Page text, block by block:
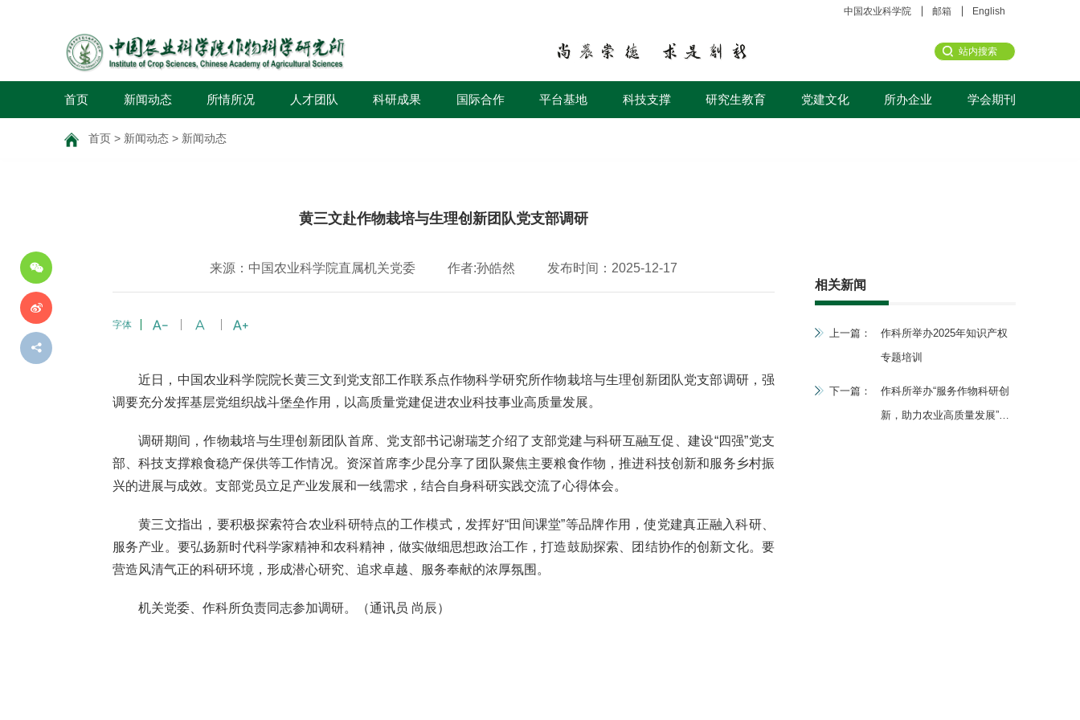
中国农业科学院 邮箱 English
首页 新闻动态 所情所况 人才团队 科研成果 国际合作 平台基地 科技支撑 研究生教育 党建文化 所办企业 学会期刊
首页 > 新闻动态 > 新闻动态
黄三文赴作物栽培与生理创新团队党支部调研
来源：中国农业科学院直属机关党委 作者:孙皓然 发布时间：2025-12-17
字体
近日，中国农业科学院院长黄三文到党支部工作联系点作物科学研究所作物栽培与生理创新团队党支部调研，强
调要充分发挥基层党组织战斗堡垒作用，以高质量党建促进农业科技事业高质量发展。
调研期间，作物栽培与生理创新团队首席、党支部书记谢瑞芝介绍了支部党建与科研互融互促、建设“四强”党支
部、科技支撑粮食稳产保供等工作情况。资深首席李少昆分享了团队聚焦主要粮食作物，推进科技创新和服务乡村振
兴的进展与成效。支部党员立足产业发展和一线需求，结合自身科研实践交流了心得体会。
黄三文指出，要积极探索符合农业科研特点的工作模式，发挥好“田间课堂”等品牌作用，使党建真正融入科研、
服务产业。要弘扬新时代科学家精神和农科精神，做实做细思想政治工作，打造鼓励探索、团结协作的创新文化。要
营造风清气正的科研环境，形成潜心研究、追求卓越、服务奉献的浓厚氛围。
机关党委、 作科所负责同志参加调研。（通讯员 尚辰）
相关新闻
上一篇：
作科所举办2025年知识产权
专题培训
下一篇：
作科所举办“服务作物科研创
新，助力农业高质量发展”交